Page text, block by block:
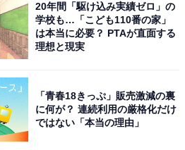
20年間「駆け込み実績ゼロ」の
学校も…「こども110番の家」
は本当に必要？ PTAが直面する
理想と現実
「青春18きっぷ」販売激減の裏
に何が？ 連続利用の厳格化だけ
ではない「本当の理由」